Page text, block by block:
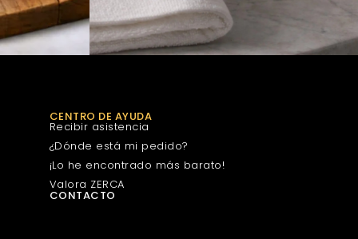
CENTRO DE AYUDA
Recibir asistencia
¿Dónde está mi pedido?
¡Lo he encontrado más barato!
Valora ZERCA
CONTACTO